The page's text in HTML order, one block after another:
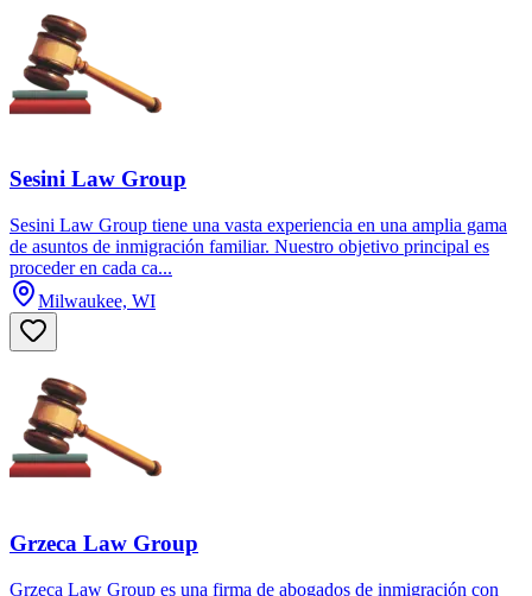
Sesini Law Group
Sesini Law Group tiene una vasta experiencia en una amplia gama
de asuntos de inmigración familiar. Nuestro objetivo principal es
proceder en cada ca...
Milwaukee, WI
Grzeca Law Group
Grzeca Law Group es una firma de abogados de inmigración con